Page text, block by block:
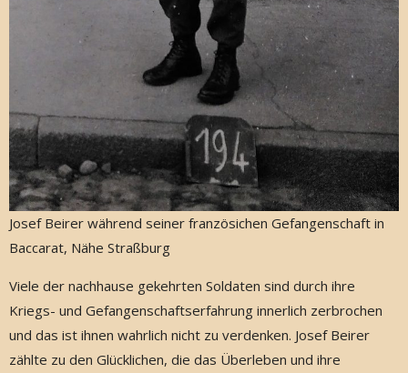
Josef Beirer während seiner französichen Gefangenschaft in
Baccarat, Nähe Straßburg
Viele der nachhause gekehrten Soldaten sind durch ihre
Kriegs- und Gefangenschaftserfahrung innerlich zerbrochen
und das ist ihnen wahrlich nicht zu verdenken. Josef Beirer
zählte zu den Glücklichen, die das Überleben und ihre